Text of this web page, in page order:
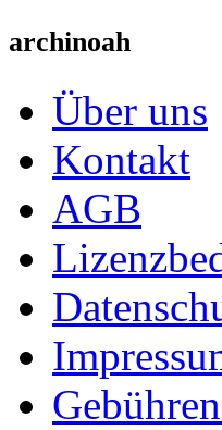
archinoah
Über uns
Kontakt
AGB